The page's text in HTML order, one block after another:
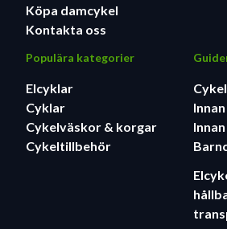
Köpa damcykel
Kontakta oss
Populära kategorier
Elcyklar
Cyklar
Cykelväskor & korgar
Cykeltillbehör